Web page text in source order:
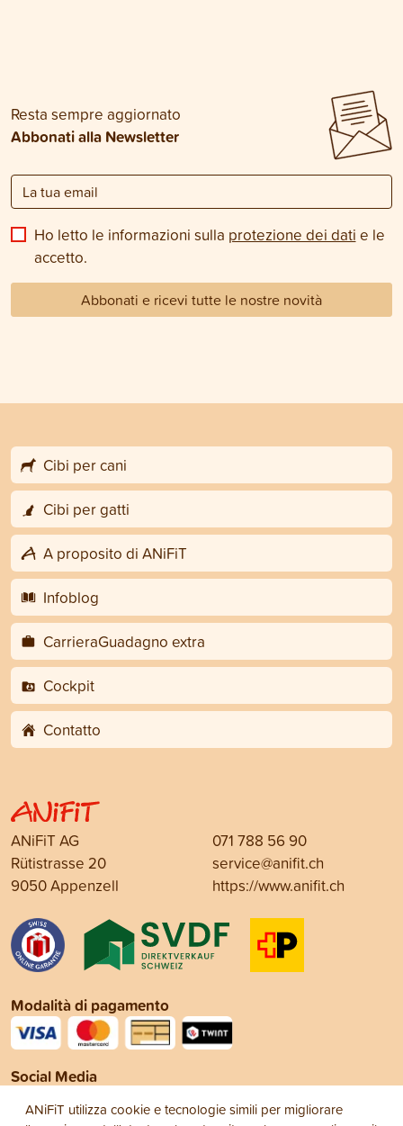
Resta sempre aggiornato
Abbonati alla Newsletter
Ho letto le informazioni sulla protezione dei dati e le
accetto.
Abbonati e ricevi tutte le nostre novità
Cibi per cani
Cibi per gatti
A proposito di ANiFiT
Infoblog
CarrieraGuadagno extra
Cockpit
Contatto
ANiFiT AG
Rütistrasse 20
9050 Appenzell
071 788 56 90
service@anifit.ch
https://www.anifit.ch
Modalità di pagamento
Social Media
ANiFiT utilizza cookie e tecnologie simili per migliorare